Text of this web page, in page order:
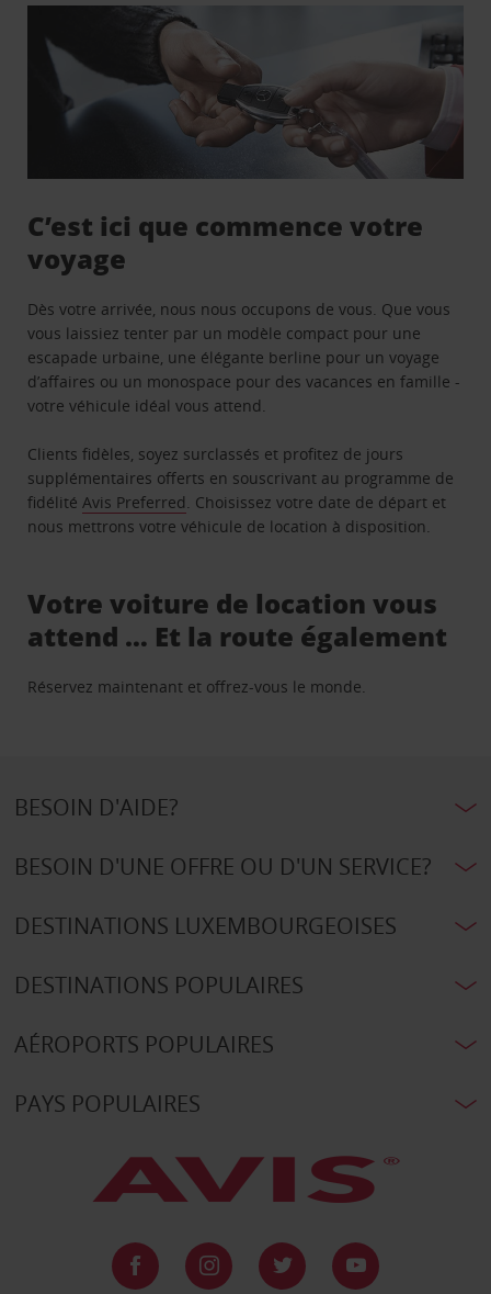
C’est ici que commence votre
voyage
Dès votre arrivée, nous nous occupons de vous. Que vous
vous laissiez tenter par un modèle compact pour une
escapade urbaine, une élégante berline pour un voyage
d’affaires ou un monospace pour des vacances en famille -
votre véhicule idéal vous attend.
Clients fidèles, soyez surclassés et profitez de jours
supplémentaires offerts en souscrivant au programme de
fidélitéAvis Preferred. Choisissez votre date de départ et
nous mettrons votre véhicule de location à disposition.
Votre voiture de location vous
attend … Et la route également
Réservez maintenant et offrez-vous le monde.
BESOIN D'AIDE?
BESOIN D'UNE OFFRE OU D'UN SERVICE?
DESTINATIONS LUXEMBOURGEOISES
DESTINATIONS POPULAIRES
AÉROPORTS POPULAIRES
PAYS POPULAIRES